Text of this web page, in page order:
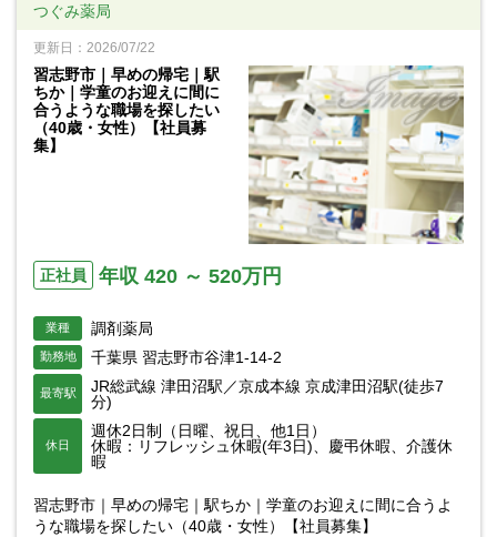
つぐみ薬局
更新日：2026/07/22
習志野市｜早めの帰宅｜駅
ちか｜学童のお迎えに間に
合うような職場を探したい
（40歳・女性）【社員募
集】
正社員 年収 420 ～ 520万円
業種 調剤薬局
勤務地 千葉県 習志野市谷津1-14-2
最寄駅
JR総武線 津田沼駅／京成本線 京成津田沼駅(徒歩7
分)
休日
週休2日制（日曜、祝日、他1日）
休暇：リフレッシュ休暇(年3日)、慶弔休暇、介護休
暇
習志野市｜早めの帰宅｜駅ちか｜学童のお迎えに間に合うよ
うな職場を探したい（40歳・女性）【社員募集】